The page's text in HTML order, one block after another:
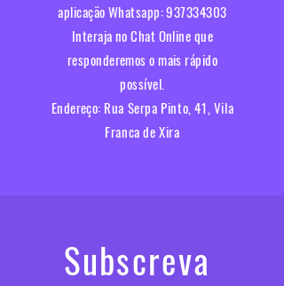
aplicação Whatsapp:937334303
Interaja no Chat Online que
responderemos o mais rápido
possível.​
Endereço: Rua Serpa Pinto, 41, Vila
Franca de Xira
Subscreva